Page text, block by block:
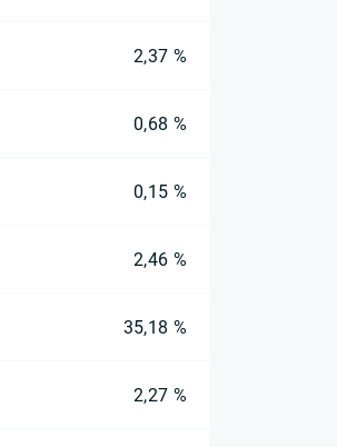
2,37 %
0,68 %
0,15 %
2,46 %
35,18 %
2,27 %